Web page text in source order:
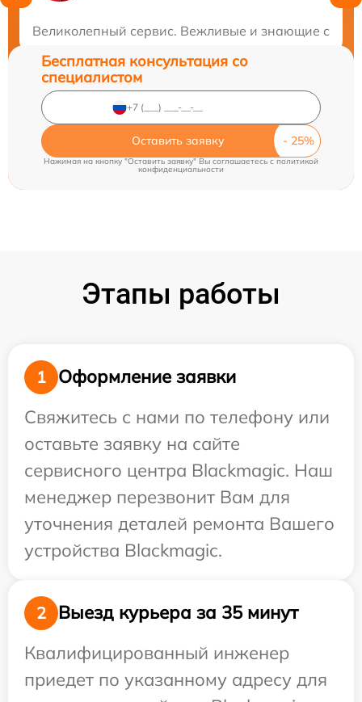
Великолепный сервис. Вежливые и знающие
Бесплатная консультация со
специалистом
Оставить заявку
Нажимая на кнопку "Оставить заявку" Вы соглашаетесь cполитикой
конфиденциальности
Этапы работы
1
Оформление заявки
Свяжитесь с нами по телефону или
оставьте заявку на сайте
сервисного центра Blackmagic. Наш
менеджер перезвонит Вам для
уточнения деталей ремонта Вашего
устройства Blackmagic.
2
Выезд курьера за 35 минут
Квалифицированный инженер
приедет по указанному адресу для